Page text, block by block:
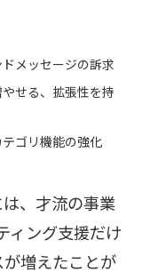
メッセージの訴求
せる、拡張性を持
ゴリ機能の強化
、才流の事業
ィング支援だけ
増えたことが